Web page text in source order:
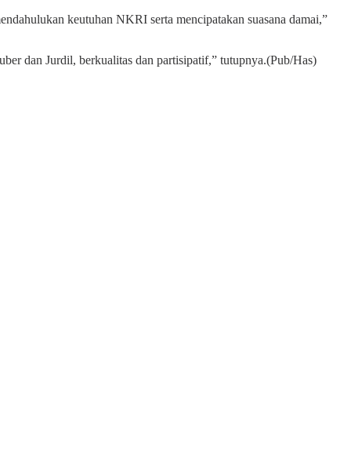
keutuhan NKRI serta mencipatakan suasana damai,”
dan Jurdil, berkualitas dan partisipatif,” tutupnya.(Pub/Has)